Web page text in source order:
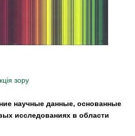
зору
научные данные, основанные
исследованиях в области